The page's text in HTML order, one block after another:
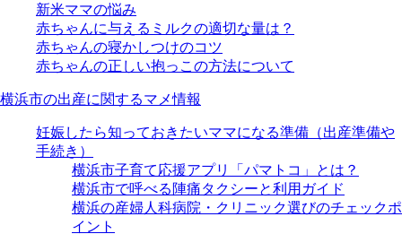
新米ママの悩み
赤ちゃんに与えるミルクの適切な量は？
赤ちゃんの寝かしつけのコツ
赤ちゃんの正しい抱っこの方法について
横浜市の出産に関するマメ情報
妊娠したら知っておきたいママになる準備（出産準備や
手続き）
横浜市子育て応援アプリ「パマトコ」とは？
横浜市で呼べる陣痛タクシーと利用ガイド
横浜の産婦人科病院・クリニック選びのチェックポ
イント